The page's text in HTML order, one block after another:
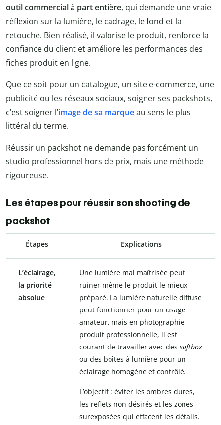
outil commercial à part entière, qui demande une vraie
réflexion sur la lumière, le cadrage, le fond et la
retouche. Bien réalisé, il valorise le produit, renforce la
confiance du client et améliore les performances des
fiches produit en ligne.
Que ce soit pour un catalogue, un site e-commerce, une
publicité ou les réseaux sociaux, soigner ses packshots,
c’est soigner l’image de sa marqueau sens le plus
littéral du terme.
Réussir un packshot ne demande pas forcément un
studio professionnel hors de prix, mais une méthode
rigoureuse.
Les étapes pour réussir son shooting de
packshot
Étapes Explications
L’éclairage,
la priorité
absolue
Une lumière mal maîtrisée peut
ruiner même le produit le mieux
préparé. La lumière naturelle diffuse
peut fonctionner pour un usage
amateur, mais en photographie
produit professionnelle, il est
courant de travailler avec des softbox
ou des boîtes à lumière pour un
éclairage homogène et contrôlé.
L’objectif : éviter les ombres dures,
les reflets non désirés et les zones
surexposées qui effacent les détails.